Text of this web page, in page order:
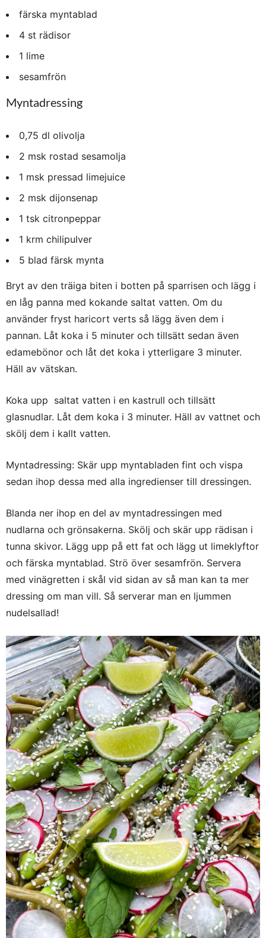
färska myntablad
4 st rädisor
1 lime
sesamfrön
Myntadressing
0,75 dl olivolja
2 msk rostad sesamolja
1 msk pressad limejuice
2 msk dijonsenap
1 tsk citronpeppar
1 krm chilipulver
5 blad färsk mynta
Bryt av den träiga biten i botten på sparrisen och lägg i
en låg panna med kokande saltat vatten. Om du
använder fryst haricort verts så lägg även dem i
pannan. Låt koka i 5 minuter och tillsätt sedan även
edamebönor och låt det koka i ytterligare 3 minuter.
Häll av vätskan.
Koka upp saltat vatten i en kastrull och tillsätt
glasnudlar. Låt dem koka i 3 minuter. Häll av vattnet och
skölj dem i kallt vatten.
Myntadressing: Skär upp myntabladen fint och vispa
sedan ihop dessa med alla ingredienser till dressingen.
Blanda ner ihop en del av myntadressingen med
nudlarna och grönsakerna. Skölj och skär upp rädisan i
tunna skivor. Lägg upp på ett fat och lägg ut limeklyftor
och färska myntablad. Strö över sesamfrön. Servera
med vinägretten i skål vid sidan av så man kan ta mer
dressing om man vill. Så serverar man en ljummen
nudelsallad!